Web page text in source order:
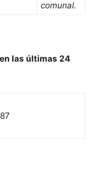
comunal.
las últimas 24